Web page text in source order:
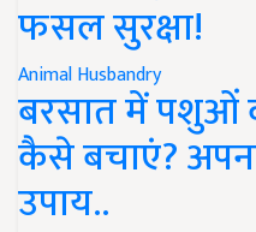
फसल सुरक्षा!
Animal Husbandry
बरसात में पशुओं
कैसे बचाएं?
उपाय..